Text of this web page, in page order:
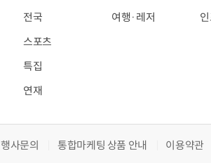
전국
스포츠
특집
연재
여행·레저
행사문의 통합마케팅 상품 안내 이용약관